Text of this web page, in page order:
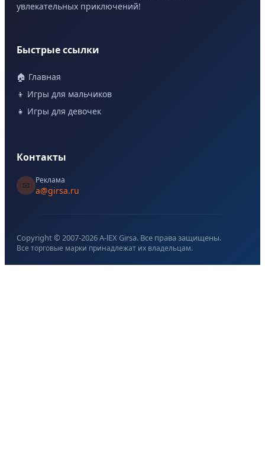
увлекательных приключений!
Быстрые ссылки
🏠 Главная
👦 Игры для мальчиков
👧 Игры для девочек
Контакты
📧
Реклама
a@girsa.ru
Copyright © 2007-2026A-lEX Girsa. Все права защищены.
Все торговые марки принадлежат их владельцам.